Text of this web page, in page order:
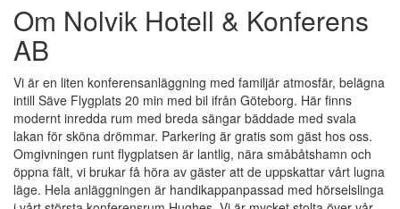
Om Nolvik Hotell & Konferens
AB
Vi är en liten konferensanläggning med familjär atmosfär, belägna
intill Säve Flygplats 20 min med bil ifrån Göteborg. Här finns
modernt inredda rum med breda sängar bäddade med svala
lakan för sköna drömmar. Parkering är gratis som gäst hos oss.
Omgivningen runt flygplatsen är lantlig, nära småbåtshamn och
öppna fält, vi brukar få höra av gäster att de uppskattar vårt lugna
läge. Hela anläggningen är handikappanpassad med hörselslinga